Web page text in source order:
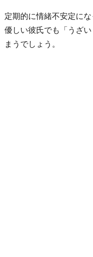
あ
る
ご
定期的に情緒不安定に
優しい彼氏でも「うざ
まうでしょう。